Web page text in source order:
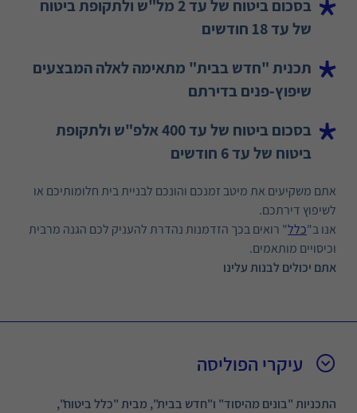
בסכום ביטוח של עד 2 מל"ש ולתקופת ביטוח
של עד 18 חודשים
תכנית "חדש בבית" מתאימה לאלה המבצעים
שיפוץ-פנים בדירתם
בסכום ביטוח של עד 400 אלפ"ש ולתקופת
ביטוח של עד 6 חודשים
אתם משקיעים את מיטב זמנכם והונכם לבניית בית חלומותיכם או
לשיפוץ דירתכם.
אנו ב"כלל" רואים בכך הזדמנות נהדרת להעניק לכם הגנה מרבית
וכיסויים מותאמים.
אתם יכולים לבנות עלינו
עיקרי הפוליסה
התכניות "בונים מהיסוד" ו"חדש בבית", מבית "כלל ביטוח",